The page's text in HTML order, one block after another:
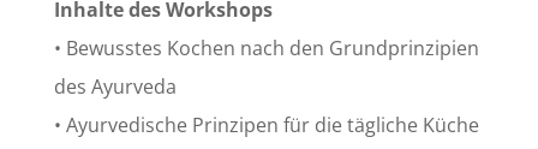
Inhalte des Workshops
• Bewusstes Kochen nach den Grundprinzipien
des Ayurveda
• Ayurvedische Prinzipen für die tägliche Küche